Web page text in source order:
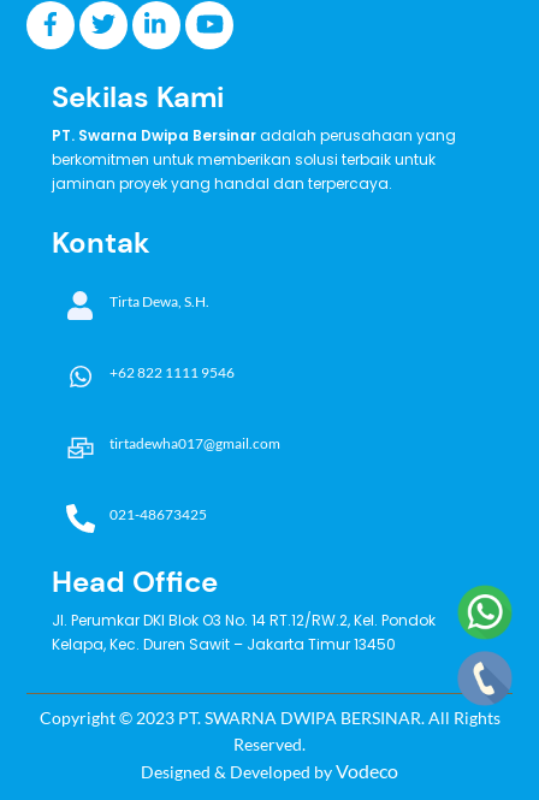
Sekilas Kami
PT. Swarna Dwipa Bersinaradalah perusahaan yang
berkomitmen untuk memberikan solusi terbaik untuk
jaminan proyek yang handal dan terpercaya.
Kontak
Tirta Dewa, S.H.
+62 822 1111 9546
tirtadewha017@gmail.com
021-48673425
Head Office
Jl. Perumkar DKI Blok O3 No. 14 RT.12/RW.2, Kel. Pondok
Kelapa, Kec. Duren Sawit – Jakarta Timur 13450
Copyright © 2023 PT. SWARNA DWIPA BERSINAR. All Rights
Reserved.
Designed & Developed byVodeco